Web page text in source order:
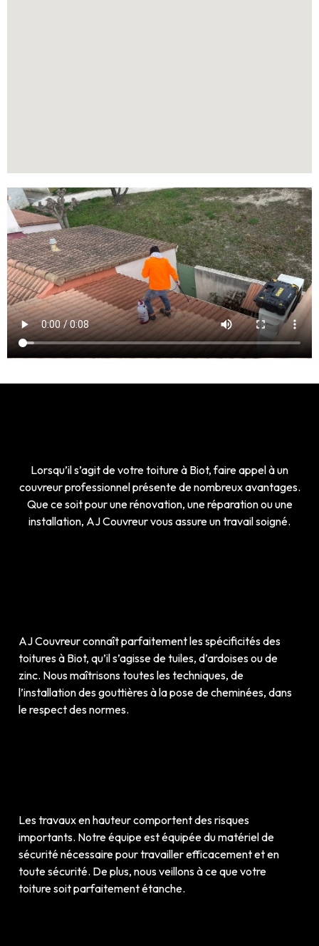
Lorsqu’il s’agit de votre toiture à Biot, faire appel à un
couvreur professionnel présente de nombreux avantages.
Que ce soit pour une rénovation, une réparation ou une
installation, AJ Couvreur vous assure un travail soigné.
AJ Couvreur connaît parfaitement les spécificités des
toitures à Biot, qu’il s’agisse de tuiles, d’ardoises ou de
zinc. Nous maîtrisons toutes les techniques, de
l’installation des gouttières à la pose de cheminées, dans
le respect des normes.
Les travaux en hauteur comportent des risques
importants. Notre équipe est équipée du matériel de
sécurité nécessaire pour travailler efficacement et en
toute sécurité. De plus, nous veillons à ce que votre
toiture soit parfaitement étanche.